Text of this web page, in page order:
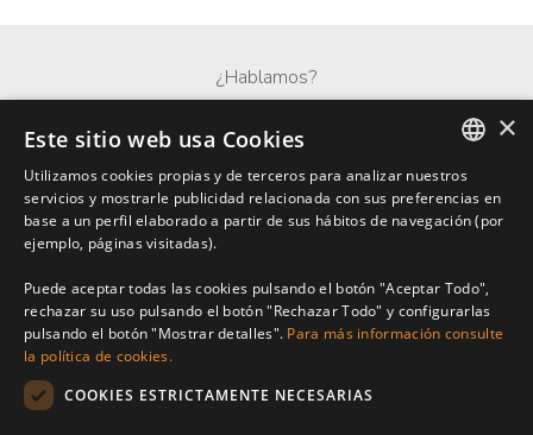
¿Hablamos?
Whatsapp
ENGLISH
FRENCH
×
Este sitio web usa Cookies
Utilizamos cookies propias y de terceros para analizar nuestros
servicios y mostrarle publicidad relacionada con sus preferencias en
base a un perfil elaborado a partir de sus hábitos de navegación (por
ejemplo, páginas visitadas).
Puede aceptar todas las cookies pulsando el botón "Aceptar Todo",
rechazar su uso pulsando el botón "Rechazar Todo" y configurarlas
pulsando el botón "Mostrar detalles". Para más información consulte
la política de cookies.
COOKIES ESTRICTAMENTE NECESARIAS